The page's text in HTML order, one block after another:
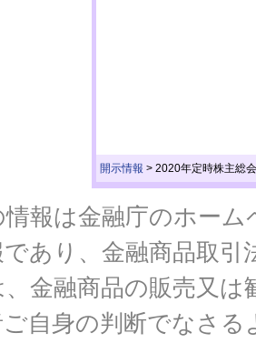
開示情報 > 2020年定時株主総
報は金融庁のホー
あり、金融商品取
金融商品の販売又
自身の判断でなさ